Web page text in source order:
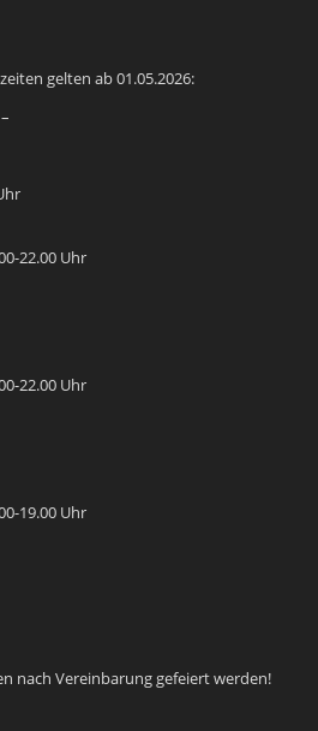
gelten ab 01.05.2026:
22.00 Uhr
22.00 Uhr
19.00 Uhr
nach Vereinbarung gefeiert werden!